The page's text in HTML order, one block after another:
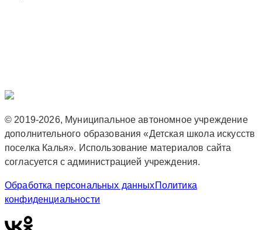
© 2019-2026, Муниципальное автономное учреждение
дополнительного образования «Детская школа искусств
поселка Калья». Использование материалов сайта
согласуется с администрацией учреждения.
Обработка персональных данныхПолитика
конфиденциальности